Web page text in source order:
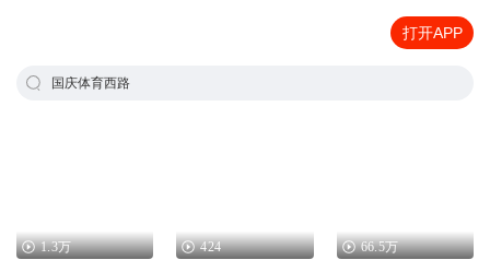
打开APP
国庆体育西路
1.3万 424 66.5万